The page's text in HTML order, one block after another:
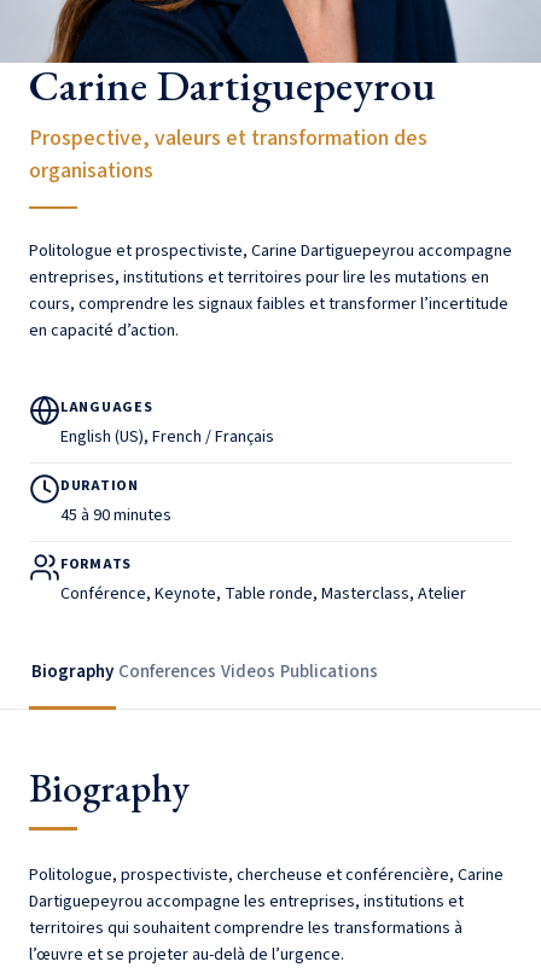
Carine Dartiguepeyrou
Prospective, valeurs et transformation des
organisations
Politologue et prospectiviste, Carine Dartiguepeyrou accompagne
entreprises, institutions et territoires pour lire les mutations en
cours, comprendre les signaux faibles et transformer l’incertitude
en capacité d’action.
LANGUAGES
English (US), French / Français
DURATION
45 à 90 minutes
FORMATS
Conférence, Keynote, Table ronde, Masterclass, Atelier
Biography Conferences Videos Publications
Biography
Politologue, prospectiviste, chercheuse et conférencière, Carine
Dartiguepeyrou accompagne les entreprises, institutions et
territoires qui souhaitent comprendre les transformations à
l’œuvre et se projeter au-delà de l’urgence.